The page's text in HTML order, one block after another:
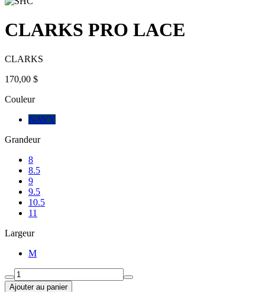
CLARKS PRO LACE
CLARKS
170,00 $
Couleur
NAVY
Grandeur
8
8.5
9
9.5
10.5
11
Largeur
M
Ajouter au panier